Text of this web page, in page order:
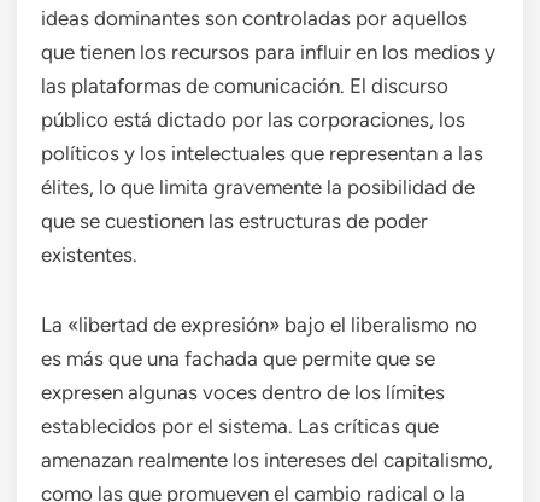
ideas dominantes son controladas por aquellos
que tienen los recursos para influir en los medios y
las plataformas de comunicación. El discurso
público está dictado por las corporaciones, los
políticos y los intelectuales que representan a las
élites, lo que limita gravemente la posibilidad de
que se cuestionen las estructuras de poder
existentes.
La «libertad de expresión» bajo el liberalismo no
es más que una fachada que permite que se
expresen algunas voces dentro de los límites
establecidos por el sistema. Las críticas que
amenazan realmente los intereses del capitalismo,
como las que promueven el cambio radical o la